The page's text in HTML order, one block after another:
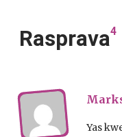
Rasprava4
Yas